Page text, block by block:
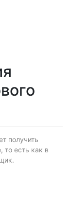
получить
есть как в